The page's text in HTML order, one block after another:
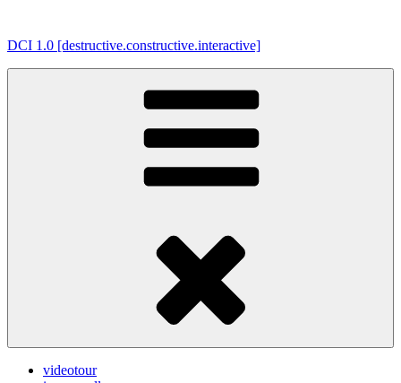
Inhalt
DCI 1.0 [destructive.constructive.interactive]
videotour